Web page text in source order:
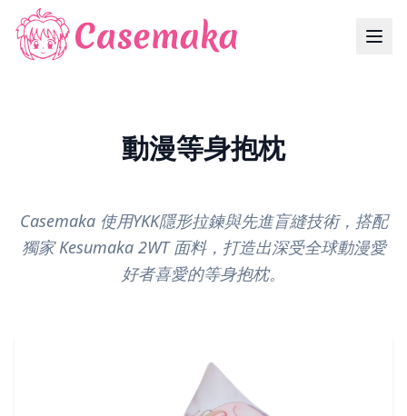
動漫等身抱枕
Casemaka 使用YKK隱形拉鍊與先進盲縫技術，搭配
獨家 Kesumaka 2WT 面料，打造出深受全球動漫愛
好者喜愛的等身抱枕。